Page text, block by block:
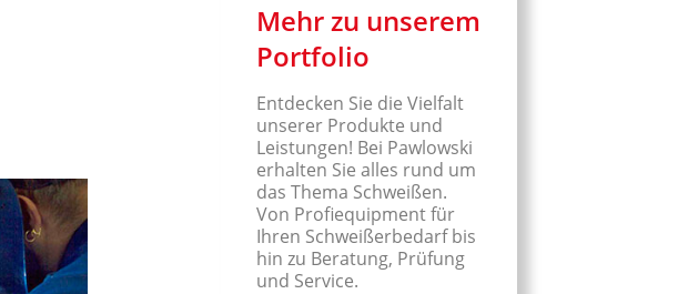
Mehr zu unserem
Portfolio
Entdecken Sie die Vielfalt
unserer Produkte und
Leistungen! Bei Pawlowski
erhalten Sie alles rund um
das Thema Schweißen.
Von Profiequipment für
Ihren Schweißerbedarf bis
hin zu Beratung, Prüfung
und Service.